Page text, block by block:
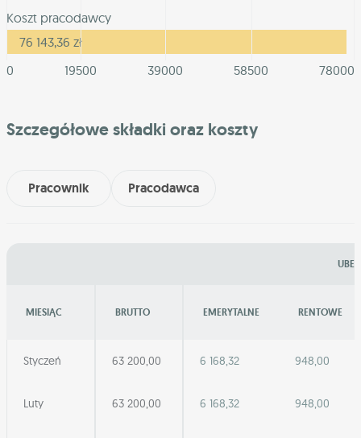
Koszt pracodawcy
76 143,36 zł
0
19500 39000 58500 78000
Szczegółowe składki oraz koszty
Pracownik Pracodawca
MIESIĄC BRUTTO EMERYTALNE RENTOWE
Styczeń 63 200,00 6 168,32 948,00
Luty 63 200,00 6 168,32 948,00